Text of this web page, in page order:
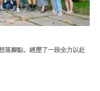
落腳點。經歷了一段全力以赴